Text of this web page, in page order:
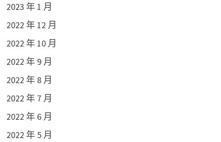
2023 年 1 月
2022 年 12 月
2022 年 10 月
2022 年 9 月
2022 年 8 月
2022 年 7 月
2022 年 6 月
2022 年 5 月